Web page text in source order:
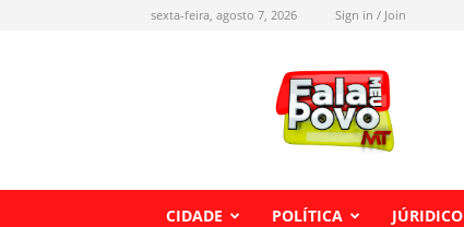
sexta-feira, agosto 7, 2026 Sign in / Join
Fala
meu
Povo
MT
CIDADE POLÍTICA JÚRIDICO